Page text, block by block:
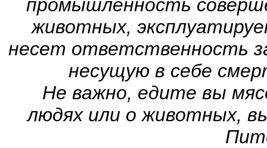
промышленность
животных,
несет ответственность
несущую в себе
Не важно, едите вы
людях или о животных,